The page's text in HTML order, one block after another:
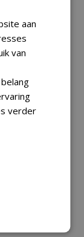
aan
van
verder